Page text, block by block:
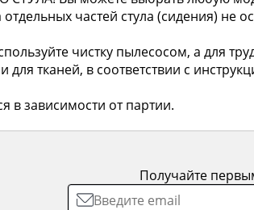
частей стула (сидения) не
чистку пылесосом, а для
тканей, в соответствии с
в зависимости от партии.
Получайте